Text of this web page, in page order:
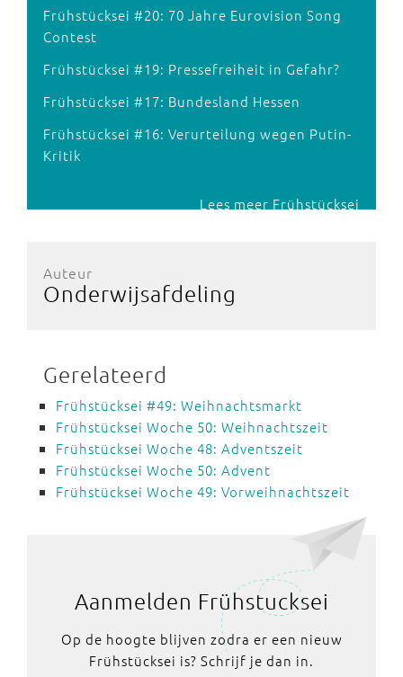
Frühstücksei #20: 70 Jahre Eurovision Song
Contest
Frühstücksei #19: Pressefreiheit in Gefahr?
Frühstücksei #17: Bundesland Hessen
Frühstücksei #16: Verurteilung wegen Putin-
Kritik
Lees meer Frühstücksei
Auteur
Onderwijsafdeling
Gerelateerd
Frühstücksei #49: Weihnachtsmarkt
Frühstücksei Woche 50: Weihnachtszeit
Frühstücksei Woche 48: Adventszeit
Frühstücksei Woche 50: Advent
Frühstücksei Woche 49: Vorweihnachtszeit
Aanmelden Frühstucksei
Op de hoogte blijven zodra er een nieuw
Frühstücksei is? Schrijf je dan in.